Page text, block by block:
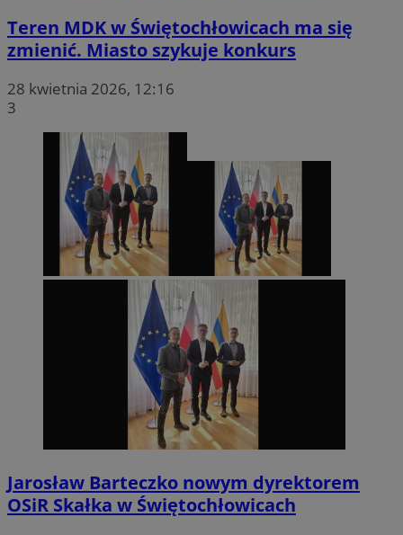
Teren MDK w Świętochłowicach ma się
zmienić. Miasto szykuje konkurs
28 kwietnia 2026, 12:16
3
Jarosław Barteczko nowym dyrektorem
OSiR Skałka w Świętochłowicach